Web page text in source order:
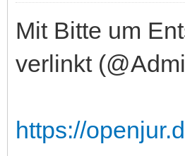
Mit Bitte um
verlinkt
https://